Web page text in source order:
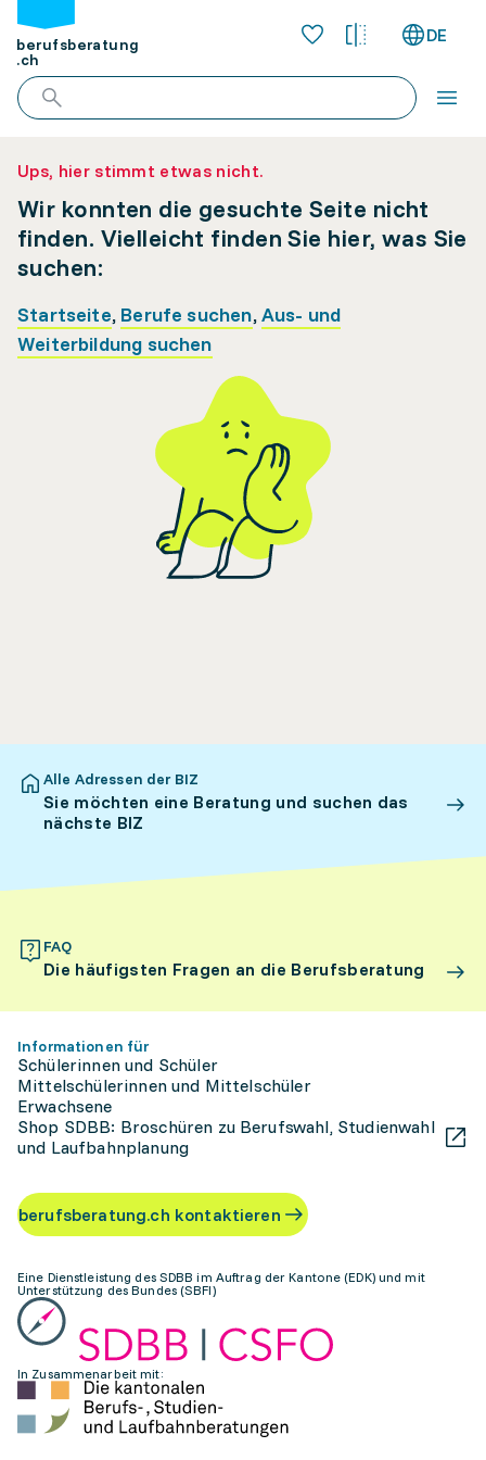
berufsberatung
.ch
DE
Ups, hier stimmt etwas nicht.
Wir konnten die gesuchte Seite nicht
finden. Vielleicht finden Sie hier, was Sie
suchen:
Startseite, Berufe suchen,Aus- und
Weiterbildung suchen
Alle Adressen der BIZ
Sie möchten eine Beratung und suchen das
nächste BIZ
FAQ
Die häufigsten Fragen an die Berufsberatung
Informationen für
Schülerinnen und Schüler
Mittelschülerinnen und Mittelschüler
Erwachsene
Shop SDBB: Broschüren zu Berufswahl, Studienwahl
und Laufbahnplanung
berufsberatung.ch kontaktieren
Eine Dienstleistung des SDBB im Auftrag der Kantone (EDK) und mit
Unterstützung des Bundes (SBFI)
In Zusammenarbeit mit: